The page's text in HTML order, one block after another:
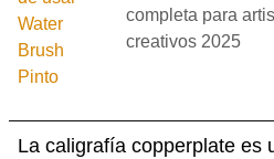
completa para
creativos 2025
La caligrafía copperplate es